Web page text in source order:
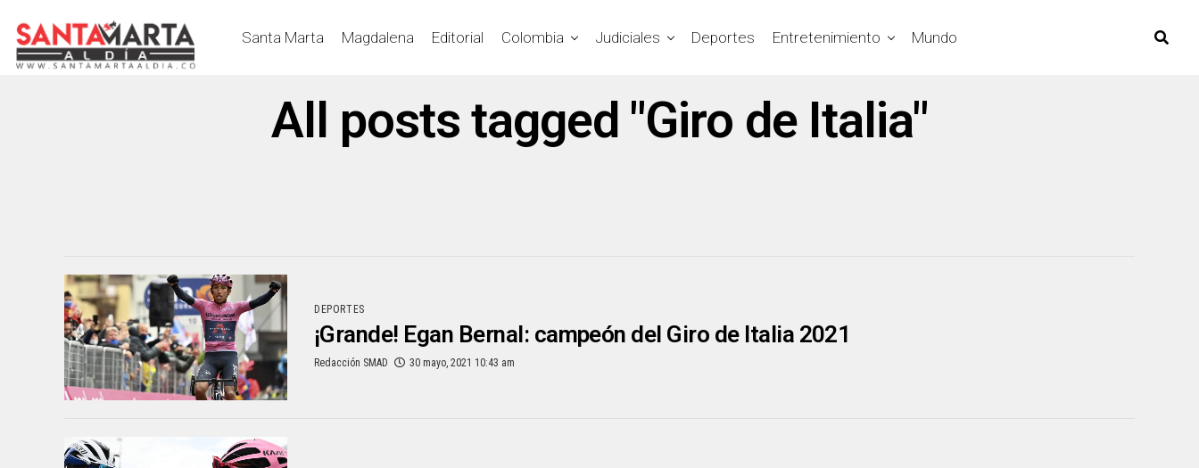
Santa Marta Magdalena Editorial Colombia Judiciales Deportes Entretenimiento Mundo
All posts tagged "Giro de Italia"
DEPORTES
¡Grande! Egan Bernal: campeón del Giro de Italia 2021
Redacción SMAD 30 mayo, 2021 10:43 am